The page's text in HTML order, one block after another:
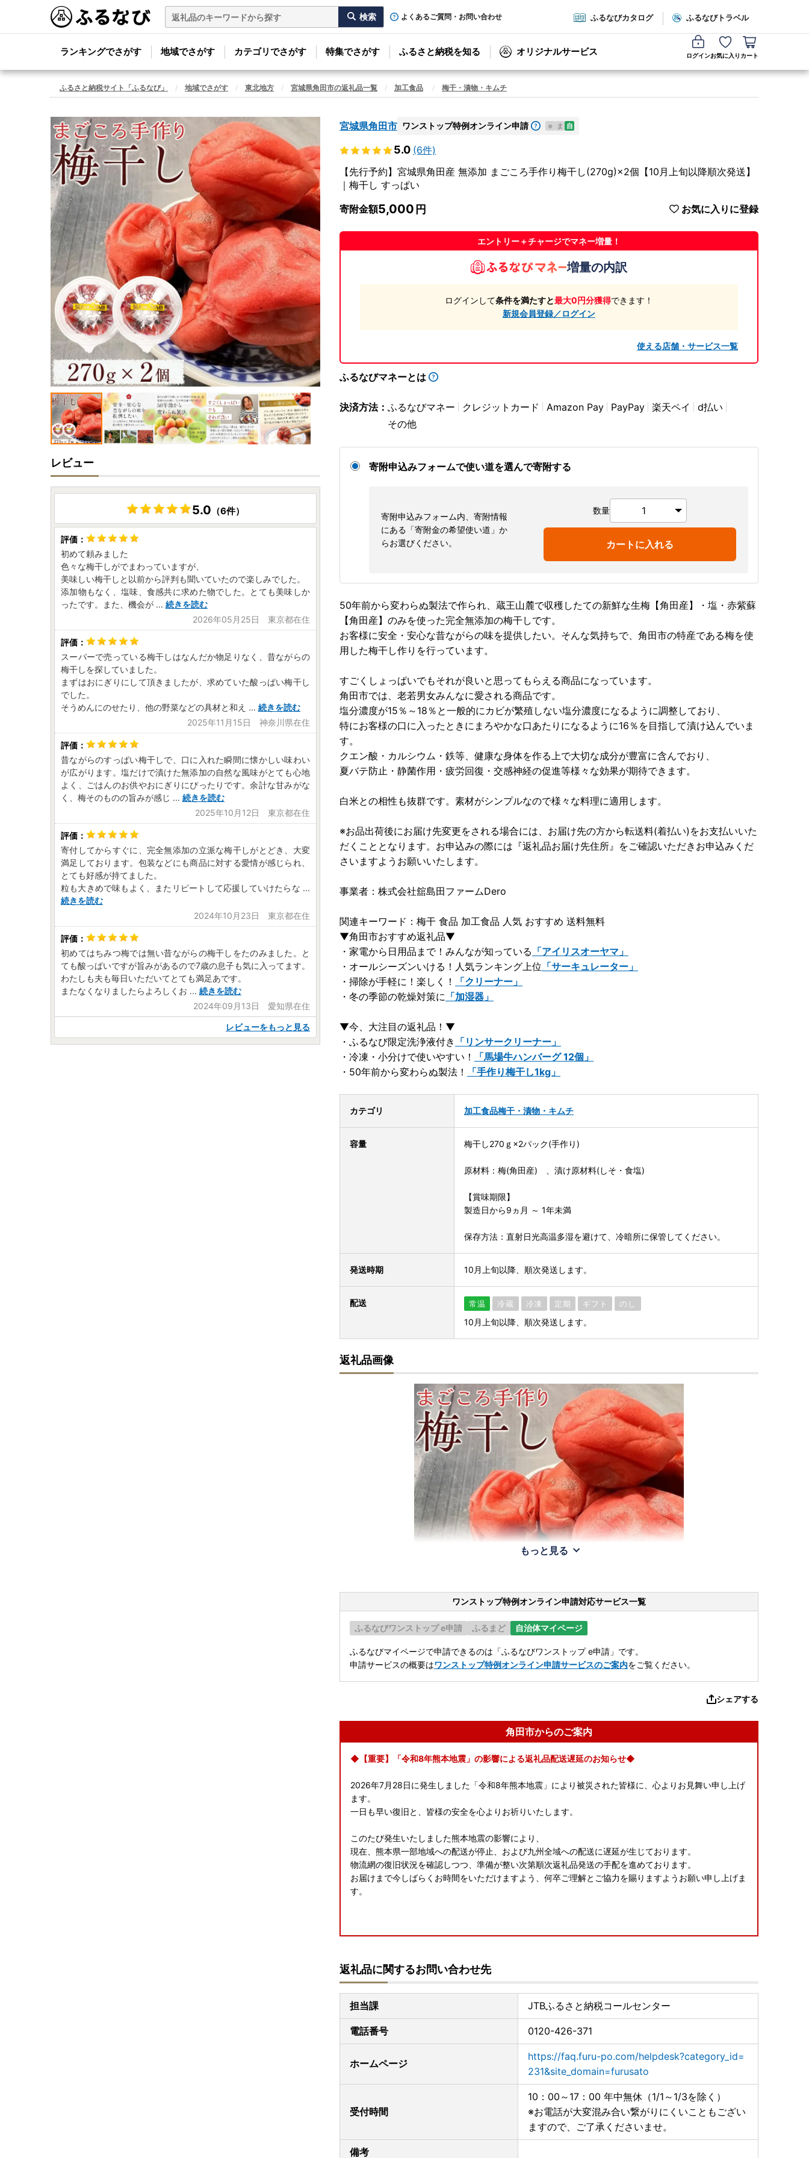
よくあるご質問・お問い合わせ ふるなびカタログ ふるなびトラベル
ランキングでさがす 地域でさがす カテゴリでさがす 特集でさがす ふるさと納税を知る オリジナルサービス ログインお気に入り カート
ふるさと納税サイト「ふるなび」 地域でさがす 東北地方 宮城県角田市の返礼品一覧 加工食品 梅干・漬物・キムチ
宮城県角田市 ワンストップ特例オンライン申請 e ま 自
5.0 (6件)
【先行予約】宮城県角田産 無添加 まごころ手作り梅干し(270g)×2個【10月上旬以降順次発送】
｜梅干し すっぱい
寄附金額5,000 お気に入りに登録
エントリー＋チャージでマネー増量！
増量の内訳
ログインして条件を満たすと最大0円分獲得できます！
新規会員登録／ログイン
使える店舗・サービス一覧
ふるなびマネーとは
決済方法： ふるなびマネー クレジットカード Amazon Pay PayPay 楽天ペイ
d払い
その他
寄附申込みフォームで使い道を選んで寄附する
寄附申込みフォーム内、寄附情報
にある「寄附金の希望使い道」か
らお選びください。
数量
カートに入れる
50年前から変わらぬ製法で作られ、蔵王山麓で収穫したての新鮮な生梅【角田産】・塩・赤紫蘇
【角田産】のみを使った完全無添加の梅干しです。
お客様に安全・安心な昔ながらの味を提供したい。そんな気持ちで、角田市の特産である梅を使
用した梅干し作りを行っています。
すごくしょっぱいでもそれが良いと思ってもらえる商品になっています。
角田市では、老若男女みんなに愛される商品です。
塩分濃度が15％～18％と一般的にカビが繁殖しない塩分濃度になるように調整しており、
特にお客様の口に入ったときにまろやかな口あたりになるように16％を目指して漬け込んでいま
す。
クエン酸・カルシウム・鉄等、健康な身体を作る上で大切な成分が豊富に含んでおり、
夏バテ防止・静菌作用・疲労回復・交感神経の促進等様々な効果が期待できます。
白米との相性も抜群です。素材がシンプルなので様々な料理に適用します。
※お品出荷後にお届け先変更をされる場合には、お届け先の方から転送料(着払い)をお支払いいた
だくこととなります。お申込みの際には『返礼品お届け先住所』をご確認いただきお申込みくだ
さいますようお願いいたします。
事業者：株式会社舘島田ファームDero
関連キーワード：梅干 食品 加工食品 人気 おすすめ 送料無料
▼角田市おすすめ返礼品▼
・家電から日用品まで！みんなが知っている 「アイリスオーヤマ」
・オールシーズンいける！人気ランキング上位 「サーキュレーター」
・掃除が手軽に！楽しく！
「クリーナー」
・冬の季節の乾燥対策に 「加湿器」
▼今、大注目の返礼品！▼
・ふるなび限定洗浄液付き 「リンサークリーナー」
・冷凍・小分けで使いやすい！
「馬場牛ハンバーグ 12個」
・50年前から変わらぬ製法！
「手作り梅干し1kg」
カテゴリ 加工食品梅干・漬物・キムチ
容量 梅干し270ｇ×2パック(手作り)
原材料：梅(角田産) 、漬け原材料(しそ・食塩)
【賞味期限】
製造日から9ヵ月 ～ 1年未満
保存方法：直射日光高温多湿を避けて、冷暗所に保管してください。
発送時期 10月上旬以降、順次発送します。
配送 常温 冷蔵 冷凍 定期 ギフト のし
10月上旬以降、順次発送します。
返礼品画像
もっと見る
ワンストップ特例オンライン申請対応サービス一覧
ふるなびワンストップ e申請 ふるまど 自治体マイページ
ふるなびマイページで申請できるのは「ふるなびワンストップ e申請」です。
申請サービスの概要はワンストップ特例オンライン申請サービスのご案内をご覧ください。
シェアする
角田市からのご案内
◆【重要】「令和8年熊本地震」の影響による返礼品配送遅延のお知らせ◆
2026年7月28日に発生しました「令和8年熊本地震」により被災された皆様に、心よりお見舞い申し上げ
ます。
一日も早い復旧と、皆様の安全を心よりお祈りいたします。
このたび発生いたしました熊本地震の影響により、
現在、熊本県一部地域への配送が停止、および九州全域への配送に遅延が生じております。
物流網の復旧状況を確認しつつ、準備が整い次第順次返礼品発送の手配を進めております。
お届けまで今しばらくお時間をいただけますよう、何卒ご理解とご協力を賜りますようお願い申し上げま
す。
お届けまでに２～４か月かかる場合がございます。
※配送に関するお問い合わせ（ご不在日や長期不在のご予定がある場合）は、ご寄附後に下記問い合わせ
フォームまたはJTBふるさと納税コールセンターまでお電話にてご連絡いただけますようお願いいたしま
す。
※「組み立て不要」の記載がないものは、お客様組み立てとなっております。（工具は入っておりませ
※メーカー保証は、アイリスオーヤマの規定に準じます。（詳細はアイリスオーヤマ公式HP内「お客様サ
※ふるさと納税では領収証がございませんので、寄附受領証明書を保管ください。
※保証期間の開始日は、返礼品のお届け日から対象といたします。
※保証適用外品もありますことご承知おきください。
※未開封・未使用であっても、メーカー保証の期間は変わりません
返礼品に関するお問い合わせ先
担当課 JTBふるさと納税コールセンター
電話番号 0120-426-371
ホームページ
https://faq.furu-po.com/helpdesk?category_id=
231&site_domain=furusato
受付時間
10：00～17：00 年中無休（1/1～1/3を除く）
※お電話が大変混み合い繋がりにくいこともござい
ますので、ご了承くださいませ。
備考
レビュー
5.0 （6件）
初めて頼みました
色々な梅干しがでまわっていますが、
美味しい梅干しと以前から評判も聞いていたので楽しみでした。
添加物もなく、塩味、食感共に求めた物でした。とても美味しか
ったです。また、機会が ... 続きを読む
2026年05月25日 東京都在住
スーパーで売っている梅干しはなんだか物足りなく、昔ながらの
梅干しを探していました。
まずはおにぎりにして頂きましたが、求めていた酸っぱい梅干し
でした。
そうめんにのせたり、他の野菜などの具材と和え ... 続きを読む
2025年11月15日 神奈川県在住
昔ながらのすっぱい梅干しで、口に入れた瞬間に懐かしい味わい
が広がります。塩だけで漬けた無添加の自然な風味がとても心地
よく、ごはんのお供やおにぎりにぴったりです。余計な甘みがな
く、梅そのものの旨みが感じ ... 続きを読む
2025年10月12日 東京都在住
寄付してからすぐに、完全無添加の立派な梅干しがとどき、大変
満足しております。包装などにも商品に対する愛情が感じられ、
とても好感が持てました。
粒も大きめで味もよく、またリピートして応援していけたらな ...
続きを読む
2024年10月23日 東京都在住
初めてはちみつ梅では無い昔ながらの梅干しをたのみました。と
ても酸っぱいですが旨みがあるので7歳の息子も気に入ってます。
わたしも夫も毎日いただいてとても満足あです。
またなくなりましたらよろしくお ... 続きを読む
2024年09月13日 愛知県在住
レビューをもっと見る